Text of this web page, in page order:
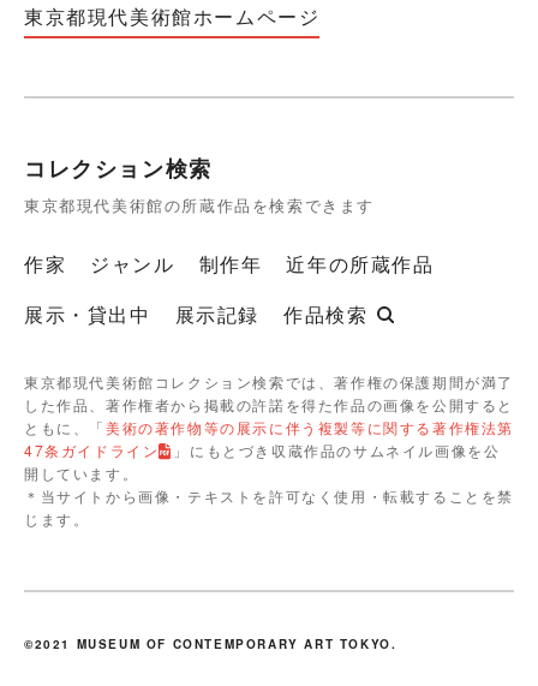
東京都現代美術館ホームページ
コレクション検索
東京都現代美術館の所蔵作品を検索できます
作家 ジャンル 制作年
近年の所蔵作品
展示・貸出中
展示記録 作品検索
東京都現代美術館コレクション検索では、著作権の保護期間が満了
した作品、著作権者から掲載の許諾を得た作品の画像を公開すると
ともに、「美術の著作物等の展示に伴う複製等に関する著作権法第
47条ガイドライン
」にもとづき収蔵作品のサムネイル画像を公
開しています。
＊当サイトから画像・テキストを許可なく使用・転載することを禁
じます。
©2021 MUSEUM OF CONTEMPORARY ART TOKYO.